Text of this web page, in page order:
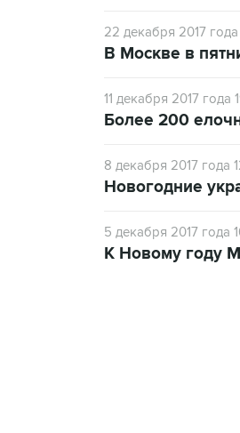
22 декабря 2017
В Москве в
11 декабря 2017 года
Более 200
8 декабря 2017 года
Новогодние
5 декабря 2017 года
К Новому году